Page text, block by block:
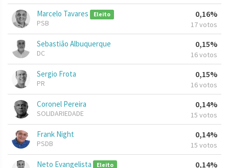
Marcelo Tavares Eleito
PSB
0,16%
17 votos
Sebastião Albuquerque
DC
0,15%
16 votos
Sergio Frota
PR
0,15%
16 votos
Coronel Pereira
SOLIDARIEDADE
0,14%
15 votos
Frank Night
PSDB
0,14%
15 votos
Neto Evangelista Eleito 0,14%